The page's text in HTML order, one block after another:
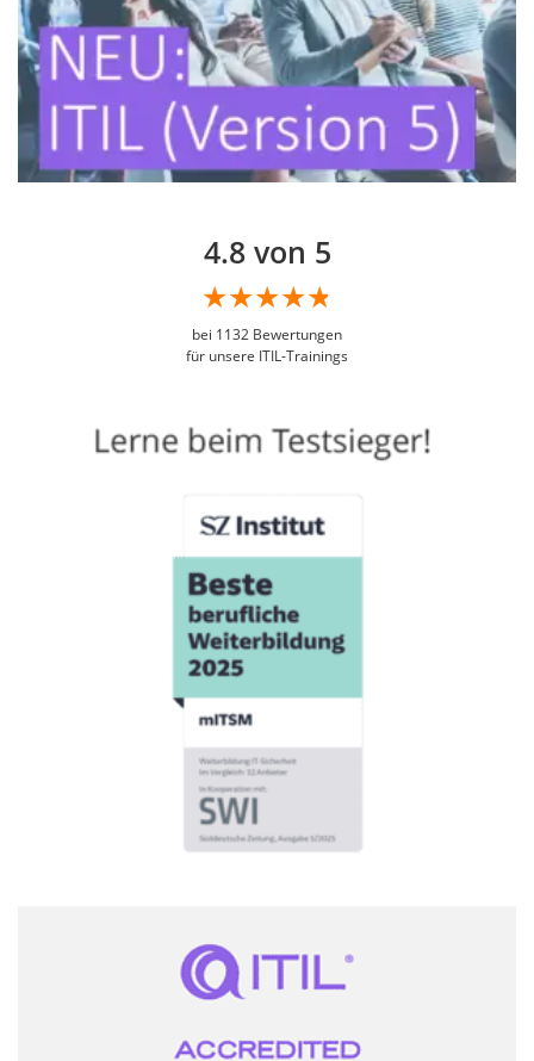
4.8 von 5
bei 1132 Bewertungen
für unsere ITIL-Trainings